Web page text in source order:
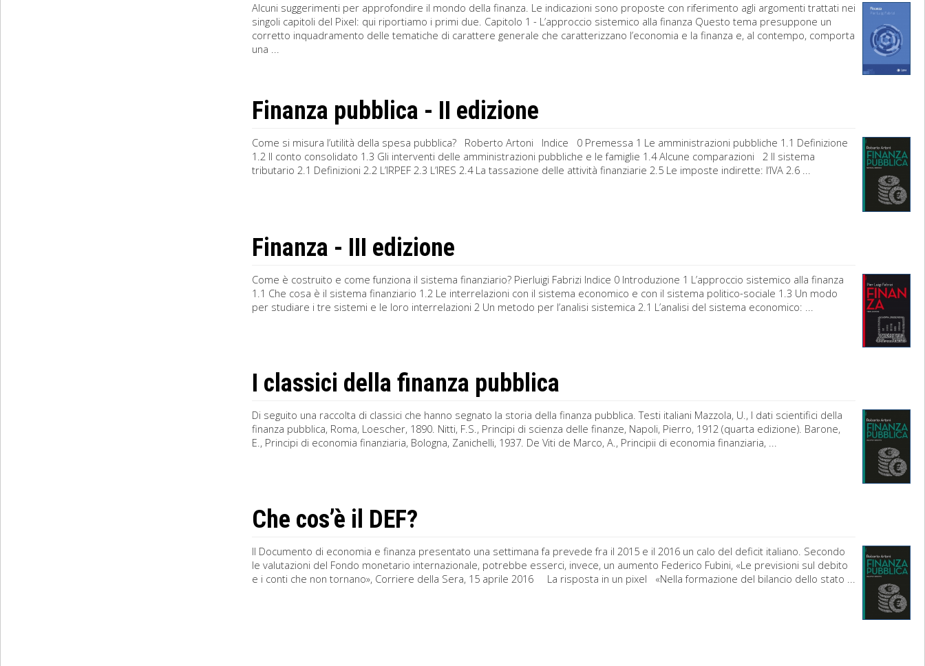
Alcuni suggerimenti per approfondire il mondo della finanza. Le indicazioni sono proposte con riferimento agli argomenti trattati nei
singoli capitoli del Pixel: qui riportiamo i primi due. Capitolo 1 - L’approccio sistemico alla finanza Questo tema presuppone un
corretto inquadramento delle tematiche di carattere generale che caratterizzano l’economia e la finanza e, al contempo, comporta
una ...
Finanza pubblica - II edizione
Come si misura l’utilità della spesa pubblica? Roberto Artoni Indice 0 Premessa 1 Le amministrazioni pubbliche 1.1 Definizione
1.2 Il conto consolidato 1.3 Gli interventi delle amministrazioni pubbliche e le famiglie 1.4 Alcune comparazioni 2 Il sistema
tributario 2.1 Definizioni 2.2 L’IRPEF 2.3 L’IRES 2.4 La tassazione delle attività finanziarie 2.5 Le imposte indirette: l’IVA 2.6 ...
Finanza - III edizione
Come è costruito e come funziona il sistema finanziario? Pierluigi Fabrizi Indice 0 Introduzione 1 L’approccio sistemico alla finanza
1.1 Che cosa è il sistema finanziario 1.2 Le interrelazioni con il sistema economico e con il sistema politico-sociale 1.3 Un modo
per studiare i tre sistemi e le loro interrelazioni 2 Un metodo per l’analisi sistemica 2.1 L’analisi del sistema economico: ...
I classici della finanza pubblica
Di seguito una raccolta di classici che hanno segnato la storia della finanza pubblica. Testi italiani Mazzola, U., I dati scientifici della
finanza pubblica, Roma, Loescher, 1890. Nitti, F.S., Principi di scienza delle finanze, Napoli, Pierro, 1912 (quarta edizione). Barone,
E., Principi di economia finanziaria, Bologna, Zanichelli, 1937. De Viti de Marco, A., Principii di economia finanziaria, ...
Che cos’è il DEF?
Il Documento di economia e finanza presentato una settimana fa prevede fra il 2015 e il 2016 un calo del deficit italiano. Secondo
le valutazioni del Fondo monetario internazionale, potrebbe esserci, invece, un aumento Federico Fubini, «Le previsioni sul debito
e i conti che non tornano», Corriere della Sera, 15 aprile 2016 La risposta in un pixel «Nella formazione del bilancio dello stato ...